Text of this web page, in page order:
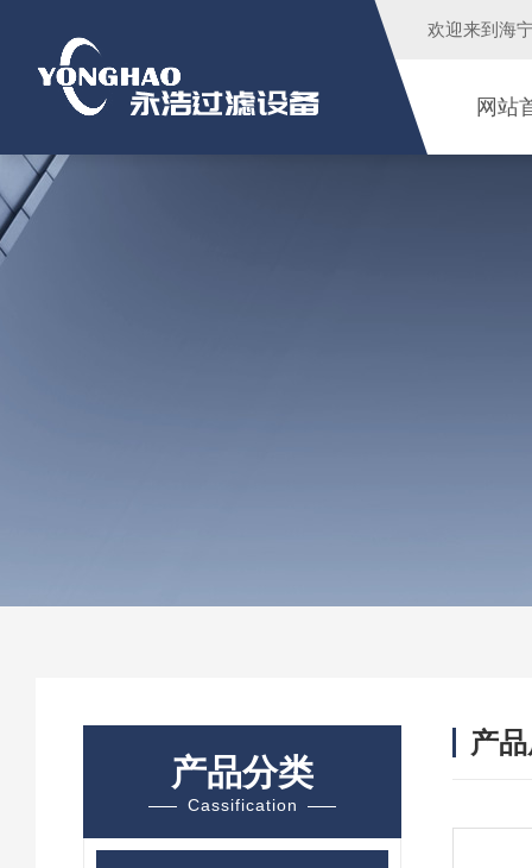
欢迎来到 海
网站
产品分类
Cassification
产